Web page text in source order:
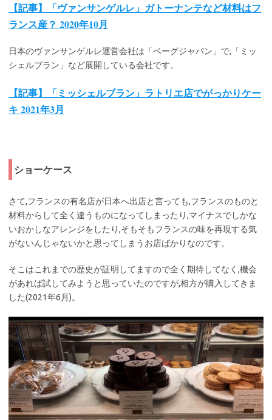
【記事】「ヴァンサンゲルレ」ガトーナンテなど材料はフ
ランス産？ 2020年10月
日本のヴァンサンゲルレ運営会社は「ベーグジャパン」で,「ミッ
シェルブラン」など展開している会社です。
【記事】「ミッシェルブラン」ラトリエ店でがっかりケー
キ 2021年3月
ショーケース
さて,フランスの有名店が日本へ出店と言っても,フランスのものと
材料からして全く違うものになってしまったり,マイナスでしかな
いおかしなアレンジをしたり,そもそもフランスの味を再現する気
がないんじゃないかと思ってしまうお店ばかりなのです。
そこはこれまでの歴史が証明してますので全く期待してなく,機会
があれば試してみようと思っていたのですが,相方が購入してきま
した(2021年6月)。